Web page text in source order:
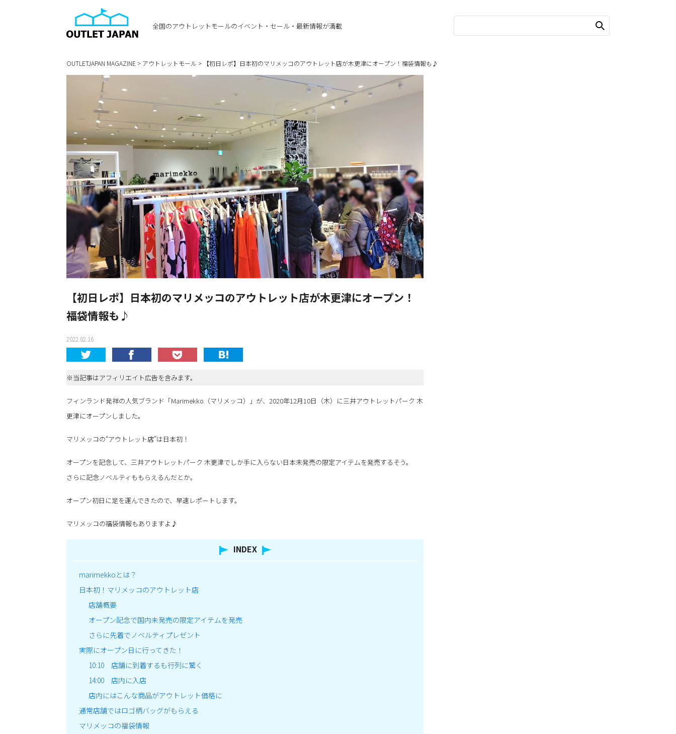
全国のアウトレットモールのイベント・セール・最新情報が満載
OUTLETJAPAN MAGAZINE > アウトレットモール > 【初日レポ】日本初のマリメッコのアウトレット店が木更津にオープン！福袋情報も♪
【初日レポ】日本初のマリメッコのアウトレット店が木更津にオープン！
福袋情報も♪
2022.02.16
※当記事はアフィリエイト広告を含みます。
フィンランド発祥の人気ブランド「Marimekko（マリメッコ）」が、2020年12月10日（木）に三井アウトレットパーク 木
更津にオープンしました。
マリメッコの“アウトレット店”は日本初！
オープンを記念して、三井アウトレットパーク 木更津でしか手に入らない日本未発売の限定アイテムを発売するそう。
さらに記念ノベルティももらえるんだとか。
オープン初日に足を運んできたので、早速レポートします。
マリメッコの福袋情報もありますよ♪
INDEX
marimekkoとは？
日本初！マリメッコのアウトレット店
店舗概要
オープン記念で国内未発売の限定アイテムを発売
さらに先着でノベルティプレゼント
実際にオープン日に行ってきた！
10:10 店舗に到着するも行列に驚く
14:00 店内に入店
店内にはこんな商品がアウトレット価格に
通常店舗ではロゴ柄バッグがもらえる
マリメッコの福袋情報